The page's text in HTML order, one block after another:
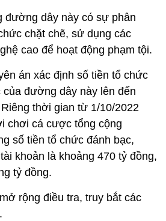
đường dây này có sự phân
chặt chẽ, sử dụng các
cao để hoạt động phạm tội.
án xác định số tiền tổ chức
của đường dây này lên đến
thời gian từ 1/10/2022
chơi cá cược tổng cộng
số tiền tổ chức đánh bạc,
khoản là khoảng 470 tỷ đồng,
tỷ đồng.
rộng điều tra, truy bắt các